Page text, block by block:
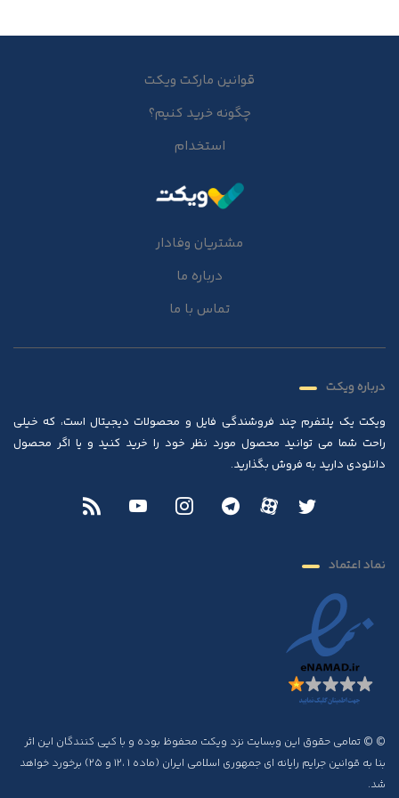
قوانین مارکت ویکت
چگونه خرید کنیم؟
استخدام
مشتریان وفادار
درباره ما
تماس با ما
درباره ویکت
ویکت یک پلتفرم چند فروشندگی فایل و محصولات دیجیتال است، که خیلی
راحت شما می توانید محصول مورد نظر خود را خرید کنید و یا اگر محصول
دانلودی دارید به فروش بگذارید.
نماد اعتماد
© © تمامی حقوق این وبسایت نزد ویکت محفوظ بوده و با کپی کنندگان این اثر
بنا به قوانین جرایم رایانه ای جمهوری اسلامی ایران (ماده ۱ ،۱۲ و ۲۵) برخورد خواهد
شد.